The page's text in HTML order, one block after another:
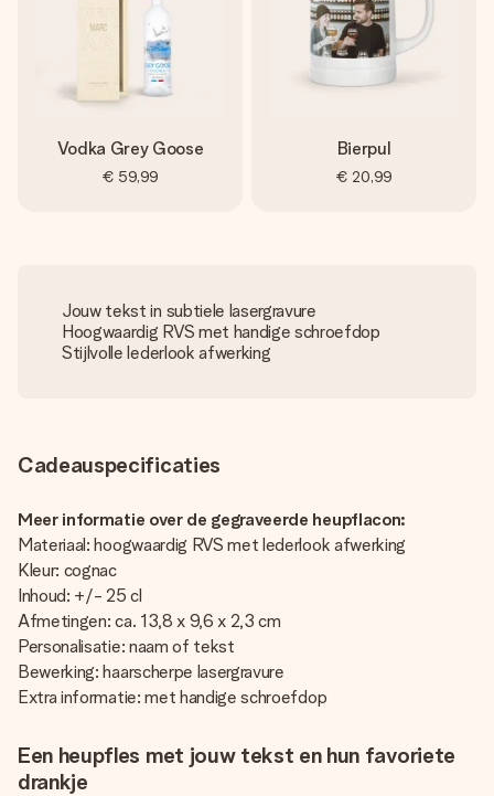
Vodka Grey Goose
€ 59,99
Bierpul
€ 20,99
Jouw tekst in subtiele lasergravure
Hoogwaardig RVS met handige schroefdop
Stijlvolle lederlook afwerking
Cadeauspecificaties
Meer informatie over de gegraveerde heupflacon:
Materiaal: hoogwaardig RVS met lederlook afwerking
Kleur: cognac
Inhoud: +/- 25 cl
Afmetingen: ca. 13,8 x 9,6 x 2,3 cm
Personalisatie: naam of tekst
Bewerking: haarscherpe lasergravure
Extra informatie: met handige schroefdop
Een heupfles met jouw tekst en hun favoriete
drankje